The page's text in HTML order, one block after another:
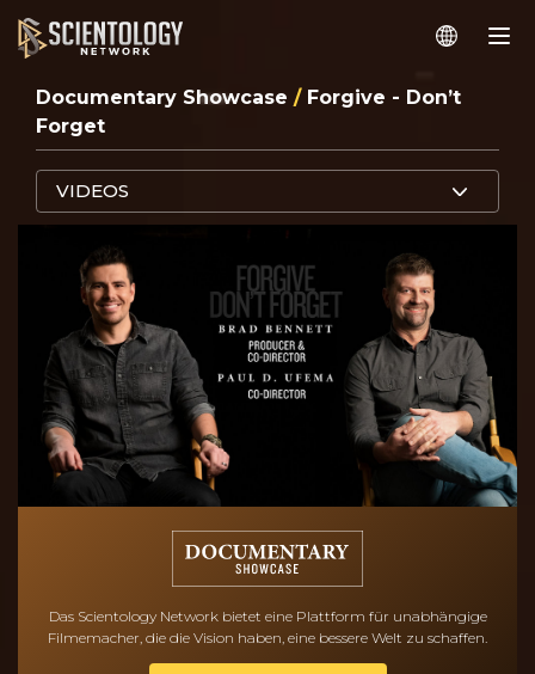
Documentary Showcase / Forgive - Don’t
Forget
VIDEOS
Das Scientology Network bietet eine Plattform für unabhängige
Filmemacher, die die Vision haben, eine bessere Welt zu schaffen.